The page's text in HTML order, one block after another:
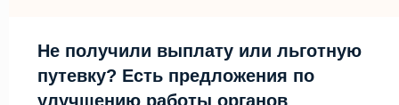
Не получили выплату или льготную
путевку? Есть предложения по
улучшению работы органов